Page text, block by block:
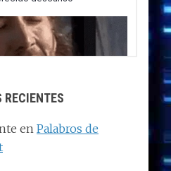
RECIENTES
en Palabros de